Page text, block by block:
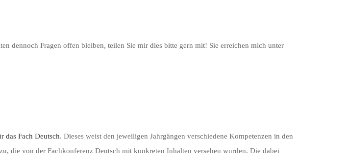
dennoch Fragen offen bleiben, teilen Sie mir dies bitte gern mit! Sie erreichen mich unter
das Fach Deutsch. Dieses weist den jeweiligen Jahrgängen verschiedene Kompetenzen in den
die von der Fachkonferenz Deutsch mit konkreten Inhalten versehen wurden. Die dabei